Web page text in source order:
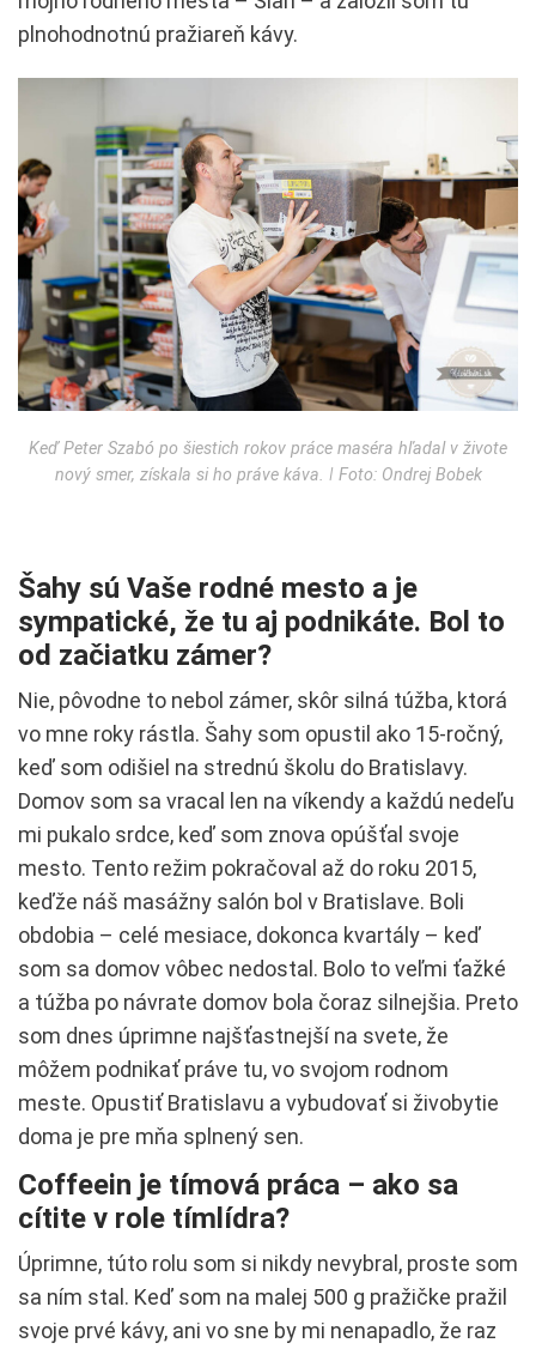
plnohodnotnú pražiareň kávy.
Keď Peter Szabó po šiestich rokov práce maséra hľadal v živote
nový smer, získala si ho práve káva. ǀ Foto: Ondrej Bobek
Šahy sú Vaše rodné mesto a je
sympatické, že tu aj podnikáte. Bol to
od začiatku zámer?
Nie, pôvodne to nebol zámer, skôr silná túžba, ktorá
vo mne roky rástla. Šahy som opustil ako 15-ročný,
keď som odišiel na strednú školu do Bratislavy.
Domov som sa vracal len na víkendy a každú nedeľu
mi pukalo srdce, keď som znova opúšťal svoje
mesto. Tento režim pokračoval až do roku 2015,
keďže náš masážny salón bol v Bratislave. Boli
obdobia – celé mesiace, dokonca kvartály – keď
som sa domov vôbec nedostal. Bolo to veľmi ťažké
a túžba po návrate domov bola čoraz silnejšia. Preto
som dnes úprimne najšťastnejší na svete, že
môžem podnikať práve tu, vo svojom rodnom
meste. Opustiť Bratislavu a vybudovať si živobytie
doma je pre mňa splnený sen.
Coffeein je tímová práca – ako sa
cítite v role tímlídra?
Úprimne, túto rolu som si nikdy nevybral, proste som
sa ním stal. Keď som na malej 500 g pražičke pražil
svoje prvé kávy, ani vo sne by mi nenapadlo, že raz